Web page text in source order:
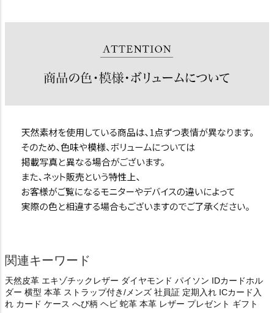
関連キーワード
天然皮革 エキゾチックレザー ダイヤモンド パイソン IDカードホル
ダー 横型 本革 ストラップ付き/メンズ 社員証 定期入れ ICカード入
れ カード ケース へび柄 ヘビ 蛇革 本革 レザー プレゼント ギフト